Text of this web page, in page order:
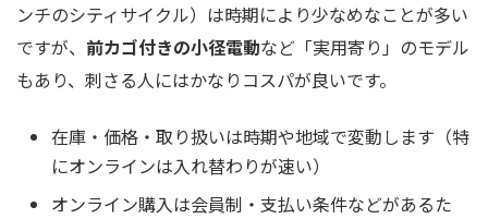
ンチのシティサイクル）は時期により少なめなことが多い
ですが、 前カゴ付きの小径電動など「実用寄り」のモデル
もあり、刺さる人にはかなりコスパが良いです。
在庫・価格・取り扱いは時期や地域で変動します（特
にオンラインは入れ替わりが速い）
オンライン購入は会員制・支払い条件などがあるた